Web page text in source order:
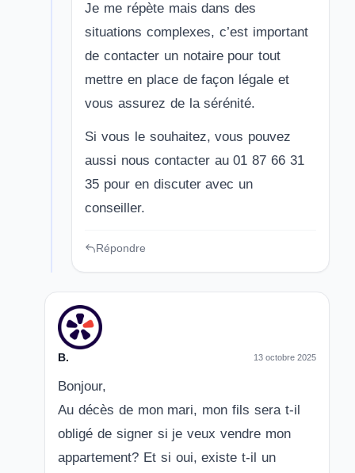
Je me répète mais dans des
situations complexes, c’est important
de contacter un notaire pour tout
mettre en place de façon légale et
vous assurez de la sérénité.
Si vous le souhaitez, vous pouvez
aussi nous contacter au 01 87 66 31
35 pour en discuter avec un
conseiller.
Répondre
B. 13 octobre 2025
Bonjour,
Au décès de mon mari, mon fils sera t-il
obligé de signer si je veux vendre mon
appartement? Et si oui, existe t-il un